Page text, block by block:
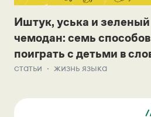
Иштук, уська и зеленый
чемодан: семь способов
поиграть с детьми в
статьи жизнь языка